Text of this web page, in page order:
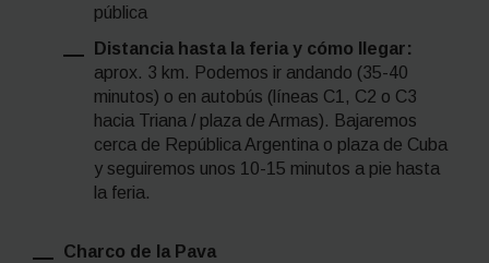
pública
Distancia hasta la feria y cómo llegar:
aprox. 3 km. Podemos ir andando (35-40
minutos) o en autobús (líneas C1, C2 o C3
hacia Triana / plaza de Armas). Bajaremos
cerca de República Argentina o plaza de Cuba
y seguiremos unos 10-15 minutos a pie hasta
la feria.
Charco de la Pava